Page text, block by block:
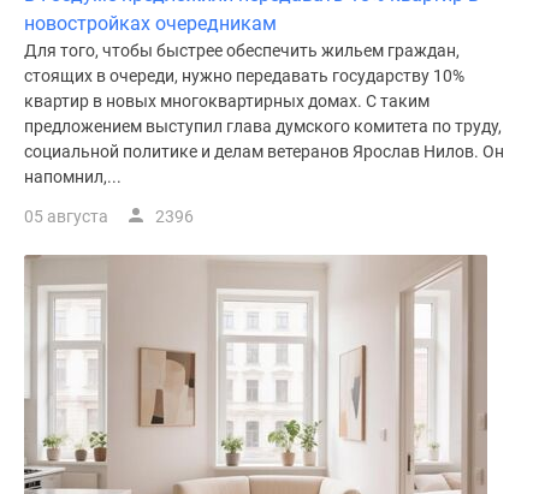
поселки
водоема
Коттеджные
поселки
Бизнес-
центры
Коттеджи
Скидки
Макс
новостройках очередникам
Для того, чтобы быстрее обеспечить жильем граждан,
стоящих в очереди, нужно передавать государству 10%
квартир в новых многоквартирных домах. С таким
предложением выступил глава думского комитета по труду,
социальной политике и делам ветеранов Ярослав Нилов. Он
напомнил,...
05 августа 2396